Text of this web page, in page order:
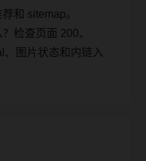
和 sitemap。
检查页面 200、
图片状态和内链入